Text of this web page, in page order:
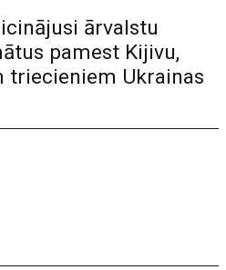
ārvalstu
pamest Kijivu,
triecieniem Ukrainas